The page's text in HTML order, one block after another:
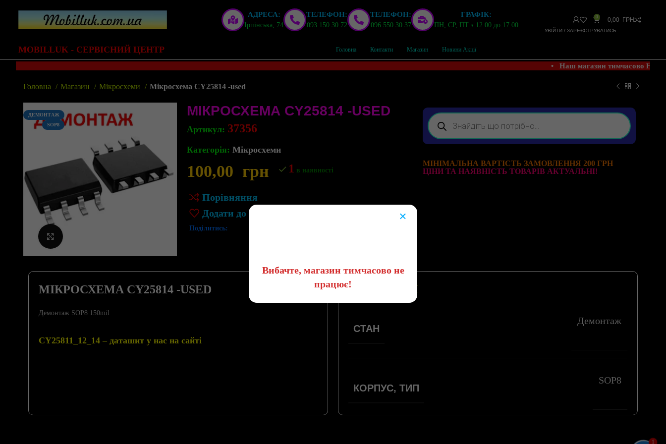
АДРЕСА:
Ірпінська, 74
ТЕЛЕФОН:
093 150 30 72
ТЕЛЕФОН:
096 550 30 37
ГРАФІК:
ПН, СР, ПТ з 12.00 до 17.00
УВІЙТИ / ЗАРЕЄСТРУВАТИСЬ
0 0,00 ГРН
MOBILLUK - СЕРВІСНИЙ ЦЕНТР Головна Контакти Магазин Новини Акції
• Наш магазин тимчасово НЕ
Головна Магазин Мікросхеми Мікросхема CY25814 -used
ДЕМОНТАЖ
SOP8
МІКРОСХЕМА CY25814 -USED
Артикул: 37356
Категорія: Мікросхеми
100,00 грн 1 в наявності
Порівняння
Додати до списку бажань
Поділитись:
МІНІМАЛЬНА ВАРТІСТЬ ЗАМОВЛЕННЯ 200 ГРН
ЦІНИ ТА НАЯВНІСТЬ ТОВАРІВ АКТУАЛЬНІ!
МІКРОСХЕМА CY25814 -USED
Демонтаж SOP8 150mil
CY25811_12_14 – даташит у нас на сайті
ПАРАМЕТРИ
СТАН
Демонтаж
КОРПУС, ТИП
SOP8
×
Вибачте, магазин тимчасово не
працює!
1